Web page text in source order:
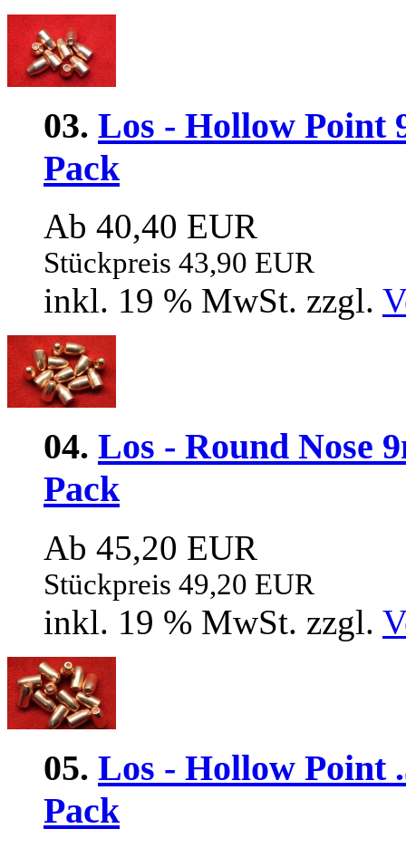
03. Los - Hollow Point
Pack
Ab 40,40 EUR
Stückpreis 43,90 EUR
inkl. 19 % MwSt. zzgl.
04. Los - Round Nose
Pack
Ab 45,20 EUR
Stückpreis 49,20 EUR
inkl. 19 % MwSt. zzgl.
05. Los - Hollow Point
Pack